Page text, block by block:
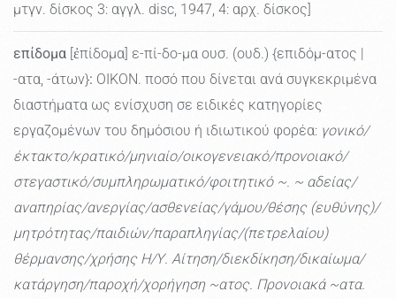
μτγν. δίσκος 3: αγγλ. disc, 1947, 4: αρχ. δίσκος]
επίδομα [ἐπίδομα] ε-πί-δο-μα ουσ. (ουδ.) {επιδόμ-ατος |
-ατα, -άτων}: ΟΙΚΟΝ. ποσό που δίνεται ανά συγκεκριμένα
διαστήματα ως ενίσχυση σε ειδικές κατηγορίες
εργαζομένων του δημόσιου ή ιδιωτικού φορέα: γονικό/
έκτακτο/κρατικό/μηνιαίο/οικογενειακό/προνοιακό/
στεγαστικό/συμπληρωματικό/φοιτητικό ~. ~ αδείας/
αναπηρίας/ανεργίας/ασθενείας/γάμου/θέσης (ευθύνης)/
μητρότητας/παιδιών/παραπληγίας/(πετρελαίου)
θέρμανσης/χρήσης Η/Υ. Αίτηση/διεκδίκηση/δικαίωμα/
κατάργηση/παροχή/χορήγηση ~ατος. Προνοιακά ~ατα.